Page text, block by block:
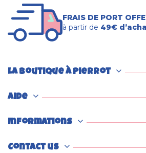
FRAIS DE PORT
à partir de 49€
La boutique à Pierrot
Aide
Informations
Contact us